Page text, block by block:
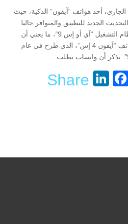
أحد هواتف “آيفون” الذكية، حيث
الجديد للتطبيق والمتوافر حاليا
على متجر “آبل” الدعم عن نظام التشغيل “آي أو إس 9″، ما يعني أن
التطبيق أصبح لا يعمل على هاتف “آيفون 4 إس”، الذي طرح في عام
Snapchat
Facebook
LinkedIn
Share